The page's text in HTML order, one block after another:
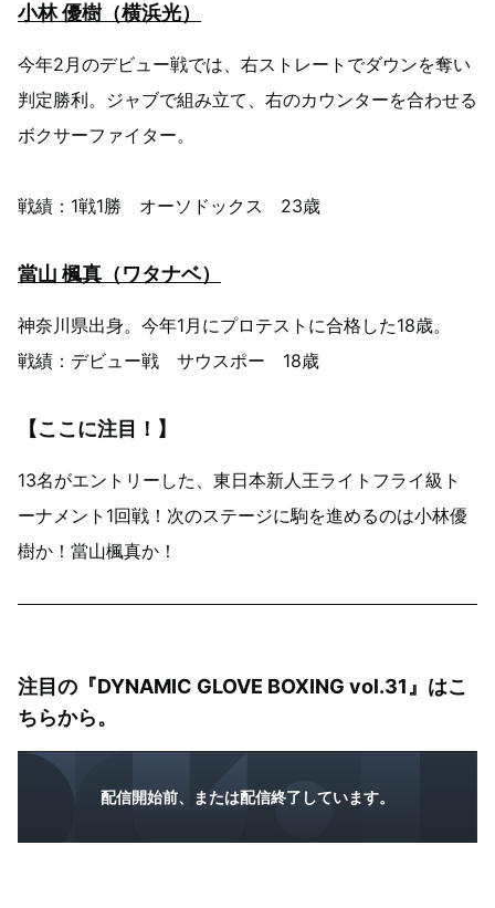
小林 優樹（横浜光）
今年2月のデビュー戦では、右ストレートでダウンを奪い
判定勝利。ジャブで組み立て、右のカウンターを合わせる
ボクサーファイター。
戦績：1戦1勝 オーソドックス 23歳
當山 楓真（ワタナベ）
神奈川県出身。今年1月にプロテストに合格した18歳。
戦績：デビュー戦 サウスポー 18歳
【ここに注目！】
13名がエントリーした、東日本新人王ライトフライ級ト
ーナメント1回戦！次のステージに駒を進めるのは小林優
樹か！當山楓真か！
注目の『DYNAMIC GLOVE BOXING vol.31』はこ
ちらから。
配信開始前、または配信終了しています。